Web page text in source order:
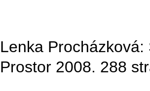
Lenka
Prostor 2008. 288